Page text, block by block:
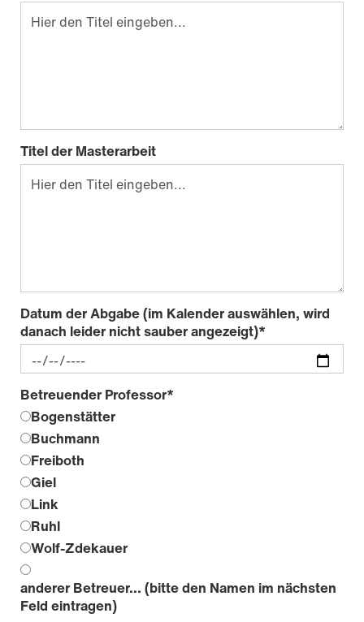
Titel der Masterarbeit
Datum der Abgabe (im Kalender auswählen, wird
danach leider nicht sauber angezeigt)*
Betreuender Professor*
Bogenstätter
Buchmann
Freiboth
Giel
Link
Ruhl
Wolf-Zdekauer
anderer Betreuer... (bitte den Namen im nächsten
Feld eintragen)